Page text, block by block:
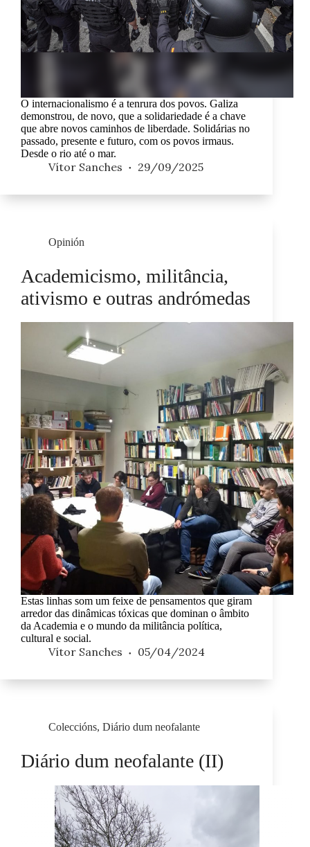
O internacionalismo é a tenrura dos povos. Galiza
demonstrou, de novo, que a solidariedade é a chave
que abre novos caminhos de liberdade. Solidárias no
passado, presente e futuro, com os povos irmaus.
Desde o rio até o mar.
Vítor Sanches 29/09/2025
Opinión
Academicismo, militância,
ativismo e outras andrómedas
Estas linhas som um feixe de pensamentos que giram
arredor das dinâmicas tóxicas que dominan o âmbito
da Academia e o mundo da militância política,
cultural e social.
Vítor Sanches 05/04/2024
Coleccións, Diário dum neofalante
Diário dum neofalante (II)